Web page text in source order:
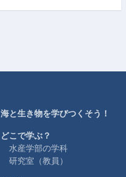
海と生き物を学びつくそう！
どこで学ぶ？
水産学部の学科
研究室（教員）